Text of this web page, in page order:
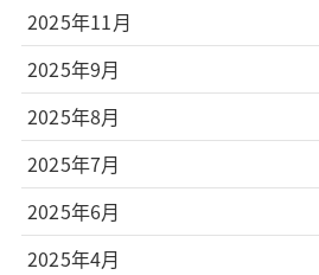
2025年11月
2025年9月
2025年8月
2025年7月
2025年6月
2025年4月